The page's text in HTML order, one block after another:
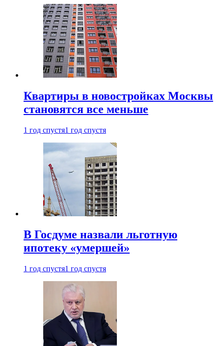
Квартиры в новостройках Москвы
становятся все меньше
1 год спустя1 год спустя
В Госдуме назвали льготную
ипотеку «умершей»
1 год спустя1 год спустя